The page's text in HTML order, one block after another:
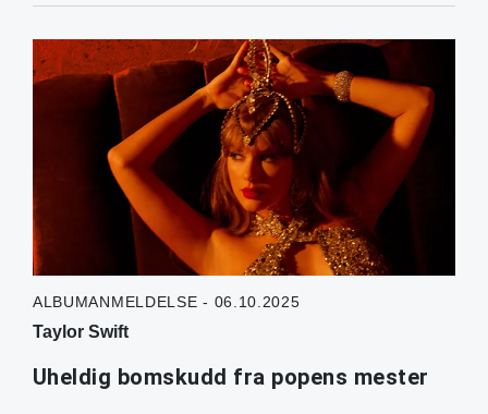
ALBUMANMELDELSE - 06.10.2025
Taylor Swift
Uheldig bomskudd fra popens mester